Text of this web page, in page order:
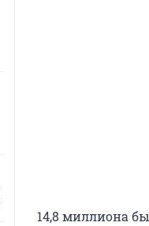
14,8 миллиона